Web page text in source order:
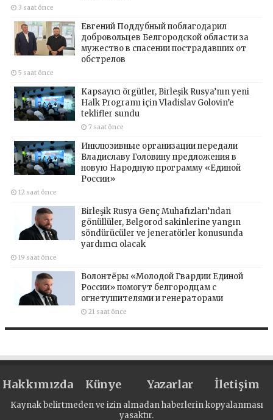
3 saat önce
Евгений Поддубный поблагодарил
добровольцев Белгородской области за
мужество в спасении пострадавших от
обстрелов
5 saat önce
Kapsayıcı örgütler, Birleşik Rusya’nın yeni
Halk Programı için Vladislav Golovin’e
teklifler sundu
7 saat önce
Инклюзивные организации передали
Владиславу Головину предложения в
новую Народную программу «Единой
России»
12 saat önce
Birleşik Rusya Genç Muhafızları’ndan
gönüllüler, Belgorod sakinlerine yangın
söndürücüler ve jeneratörler konusunda
yardımcı olacak
19 saat önce
Волонтёры «Молодой Гвардии Единой
России» помогут белгородцам с
огнетушителями и генераторами
21 saat önce
Hakkımızda Künye Yazarlar İletişim
Kaynak belirtmeden ve izin almadan haberlerin kopyalanması
yasaktır.